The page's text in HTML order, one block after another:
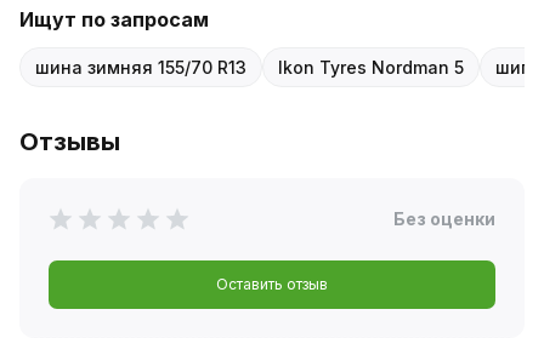
Ищут по запросам
шина зимняя 155/70 R13 Ikon Tyres Nordman 5
Отзывы
Без оценки
Оставить отзыв